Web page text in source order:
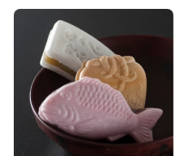
た。 「丁稚羊羹」「梅の春」「茶の庵」
「紅ほのか」風味豊かな４種類の味をお
楽しみください。